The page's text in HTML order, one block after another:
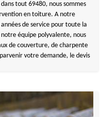
tout 69480, nous sommes
en toiture. A notre
de service pour toute la
équipe polyvalente, nous
de couverture, de charpente
votre demande, le devis